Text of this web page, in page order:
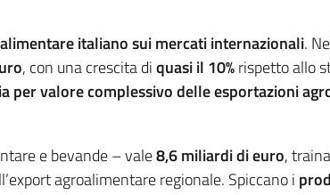
italiano sui mercati internazionali.
, con una crescita diquasi il 10%rispetto allo
per valore complessivo delle esportazioni
e bevande – vale8,6 miliardi di euro,
agroalimentare regionale. Spiccano i